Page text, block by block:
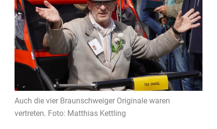
Auch die vier Braunschweiger Originale waren
vertreten. Foto: Matthias Kettling